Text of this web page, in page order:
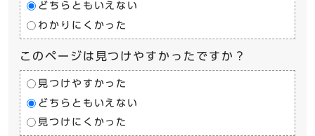
どちらともいえない
わかりにくかった
このページは見つけやすかったですか？
見つけやすかった
どちらともいえない
見つけにくかった